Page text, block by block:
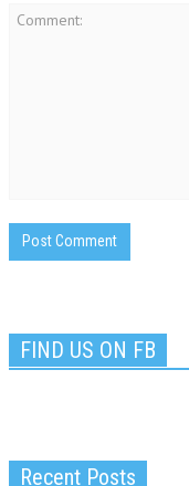
FIND US ON FB
Recent Posts